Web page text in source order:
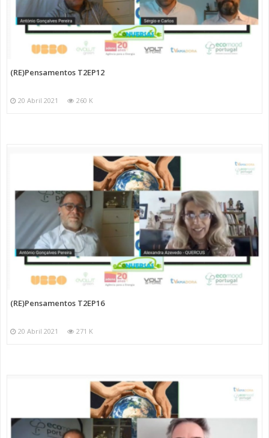
(RE)Pensamentos T2EP12
20 Abril 2021 260 K
(RE)Pensamentos T2EP16
20 Abril 2021 271 K